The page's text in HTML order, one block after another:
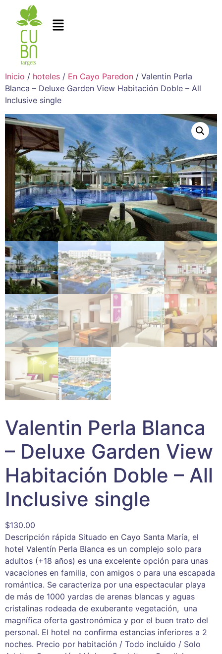
Inicio / hoteles / En Cayo Paredon / Valentin Perla
Blanca – Deluxe Garden View Habitación Doble – All
Inclusive single
Valentin Perla Blanca
– Deluxe Garden View
Habitación Doble – All
Inclusive single
$130.00
Descripción rápida Situado en Cayo Santa María, el
hotel Valentín Perla Blanca es un complejo solo para
adultos (+18 años) es una excelente opción para unas
vacaciones en familia, con amigos o para una escapada
romántica. Se caracteriza por una espectacular playa
de más de 1000 yardas de arenas blancas y aguas
cristalinas rodeada de exuberante vegetación, una
magnífica oferta gastronómica y por el buen trato del
personal. El hotel no confirma estancias inferiores a 2
noches. Precio por habitación / Todo incluido / Solo